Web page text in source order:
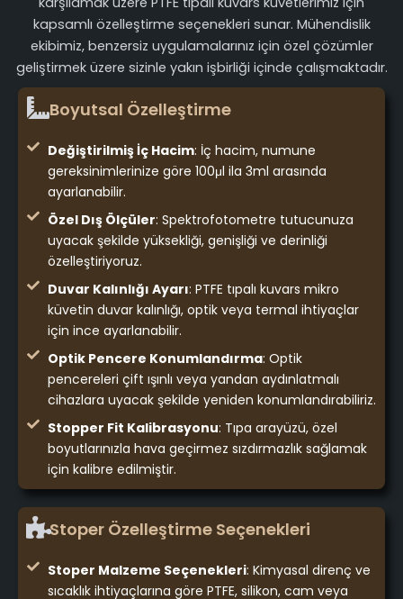
kapsamlı özelleştirme seçenekleri sunar. Mühendislik
ekibimiz, benzersiz uygulamalarınız için özel çözümler
geliştirmek üzere sizinle yakın işbirliği içinde çalışmaktadır.
Boyutsal Özelleştirme
Değiştirilmiş İç Hacim: İç hacim, numune
gereksinimlerinize göre 100μl ila 3ml arasında
ayarlanabilir.
Özel Dış Ölçüler: Spektrofotometre tutucunuza
uyacak şekilde yüksekliği, genişliği ve derinliği
özelleştiriyoruz.
Duvar Kalınlığı Ayarı: PTFE tıpalı kuvars mikro
küvetin duvar kalınlığı, optik veya termal ihtiyaçlar
için ince ayarlanabilir.
Optik Pencere Konumlandırma: Optik
pencereleri çift ışınlı veya yandan aydınlatmalı
cihazlara uyacak şekilde yeniden konumlandırabiliriz.
Stopper Fit Kalibrasyonu: Tıpa arayüzü, özel
boyutlarınızla hava geçirmez sızdırmazlık sağlamak
için kalibre edilmiştir.
Stoper Özelleştirme Seçenekleri
Stoper Malzeme Seçenekleri: Kimyasal direnç ve
sıcaklık ihtiyaçlarına göre PTFE, silikon, cam veya